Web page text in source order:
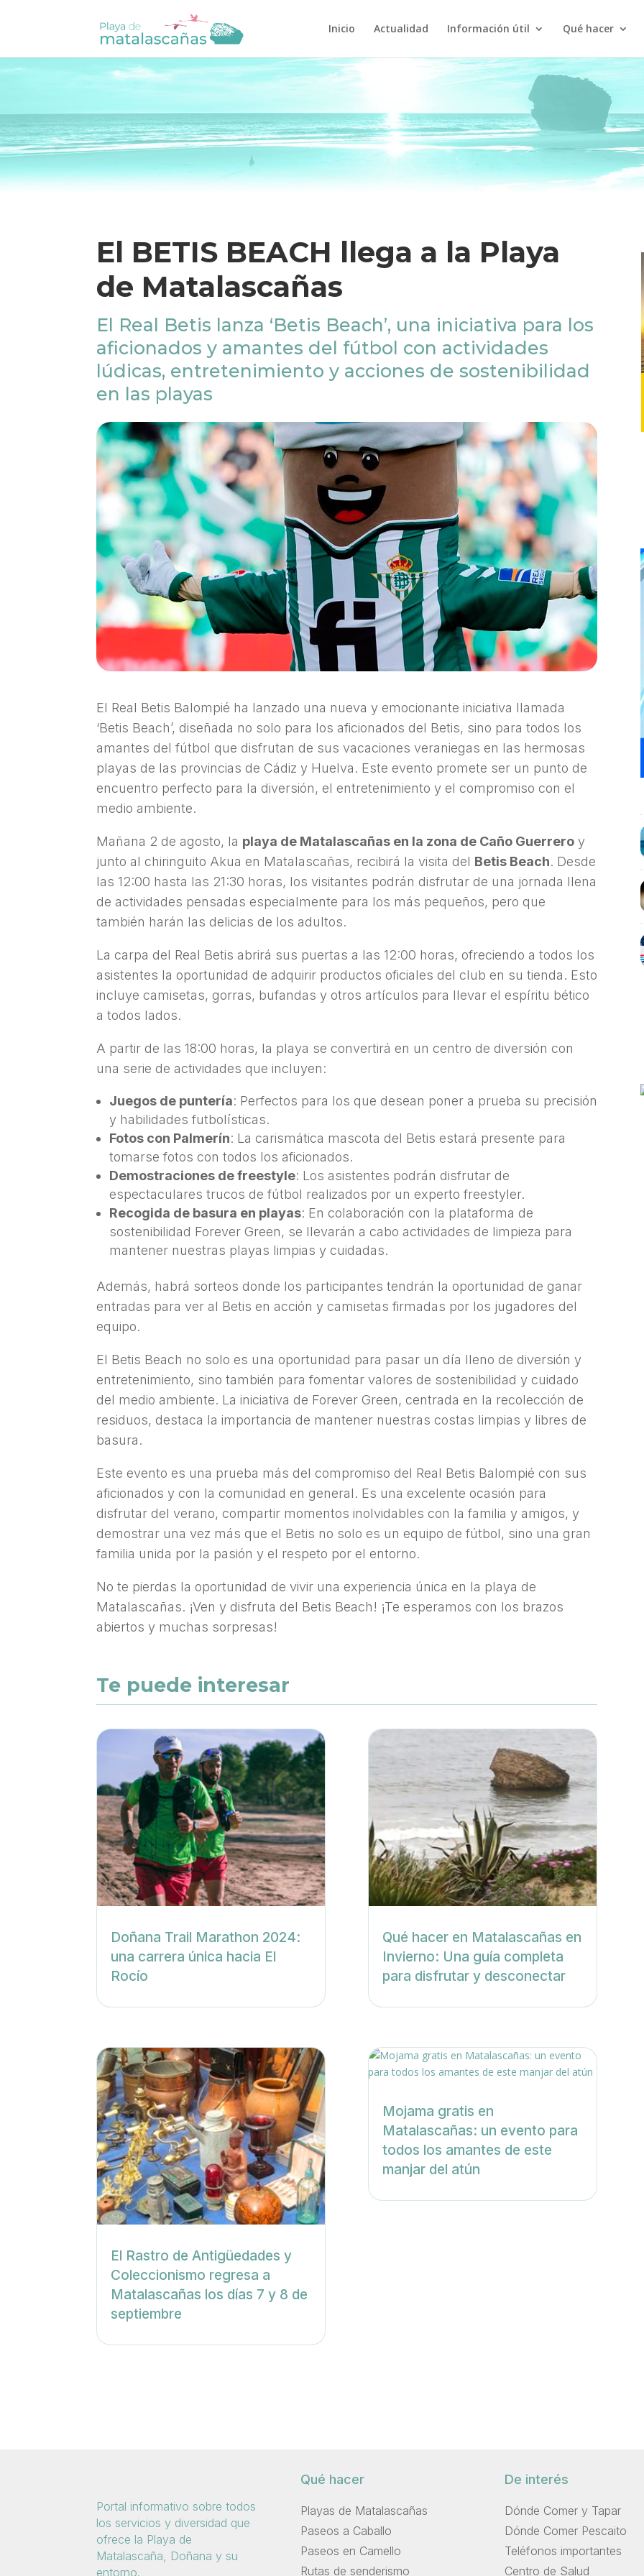
Inicio Actualidad Información útil Qué hacer
El BETIS BEACH llega a la Playa
de Matalascañas
El Real Betis lanza ‘Betis Beach’, una iniciativa para los
aficionados y amantes del fútbol con actividades
lúdicas, entretenimiento y acciones de sostenibilidad
en las playas
El Real Betis Balompié ha lanzado una nueva y emocionante iniciativa llamada
‘Betis Beach’, diseñada no solo para los aficionados del Betis, sino para todos los
amantes del fútbol que disfrutan de sus vacaciones veraniegas en las hermosas
playas de las provincias de Cádiz y Huelva. Este evento promete ser un punto de
encuentro perfecto para la diversión, el entretenimiento y el compromiso con el
medio ambiente.
Mañana 2 de agosto, la playa de Matalascañas en la zona de Caño Guerrero y
junto al chiringuito Akua en Matalascañas, recibirá la visita del Betis Beach. Desde
las 12:00 hasta las 21:30 horas, los visitantes podrán disfrutar de una jornada llena
de actividades pensadas especialmente para los más pequeños, pero que
también harán las delicias de los adultos.
La carpa del Real Betis abrirá sus puertas a las 12:00 horas, ofreciendo a todos los
asistentes la oportunidad de adquirir productos oficiales del club en su tienda. Esto
incluye camisetas, gorras, bufandas y otros artículos para llevar el espíritu bético
a todos lados.
A partir de las 18:00 horas, la playa se convertirá en un centro de diversión con
una serie de actividades que incluyen:
Juegos de puntería: Perfectos para los que desean poner a prueba su precisión
y habilidades futbolísticas.
Fotos con Palmerín: La carismática mascota del Betis estará presente para
tomarse fotos con todos los aficionados.
Demostraciones de freestyle: Los asistentes podrán disfrutar de
espectaculares trucos de fútbol realizados por un experto freestyler.
Recogida de basura en playas: En colaboración con la plataforma de
sostenibilidad Forever Green, se llevarán a cabo actividades de limpieza para
mantener nuestras playas limpias y cuidadas.
Además, habrá sorteos donde los participantes tendrán la oportunidad de ganar
entradas para ver al Betis en acción y camisetas firmadas por los jugadores del
equipo.
El Betis Beach no solo es una oportunidad para pasar un día lleno de diversión y
entretenimiento, sino también para fomentar valores de sostenibilidad y cuidado
del medio ambiente. La iniciativa de Forever Green, centrada en la recolección de
residuos, destaca la importancia de mantener nuestras costas limpias y libres de
basura.
Este evento es una prueba más del compromiso del Real Betis Balompié con sus
aficionados y con la comunidad en general. Es una excelente ocasión para
disfrutar del verano, compartir momentos inolvidables con la familia y amigos, y
demostrar una vez más que el Betis no solo es un equipo de fútbol, sino una gran
familia unida por la pasión y el respeto por el entorno.
No te pierdas la oportunidad de vivir una experiencia única en la playa de
Matalascañas. ¡Ven y disfruta del Betis Beach! ¡Te esperamos con los brazos
abiertos y muchas sorpresas!
Te puede interesar
Doñana Trail Marathon 2024:
una carrera única hacia El
Rocío
El Rastro de Antigüedades y
Coleccionismo regresa a
Matalascañas los días 7 y 8 de
septiembre
Qué hacer en Matalascañas en
Invierno: Una guía completa
para disfrutar y desconectar
Mojama gratis en
Matalascañas: un evento para
todos los amantes de este
manjar del atún
Portal informativo sobre todos
los servicios y diversidad que
ofrece la Playa de
Matalascaña, Doñana y su
entorno.
Qué hacer
Playas de Matalascañas
Paseos a Caballo
Paseos en Camello
Rutas de senderismo
De interés
Dónde Comer y Tapar
Dónde Comer Pescaito
Teléfonos importantes
Centro de Salud